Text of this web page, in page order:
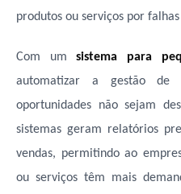
produtos ou serviços por
Com umsistema para
automatizar a gestão
oportunidades não sejam
sistemas geram relatórios
vendas, permitindo ao
ou serviços têm mais